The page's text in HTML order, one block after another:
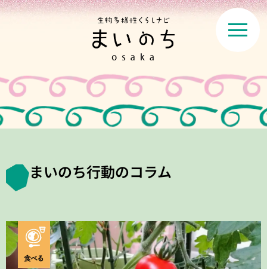
まいのち行動のコラム